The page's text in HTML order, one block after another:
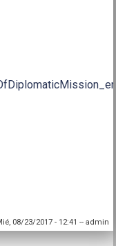
08/23/2017 - 12:41 -- admin